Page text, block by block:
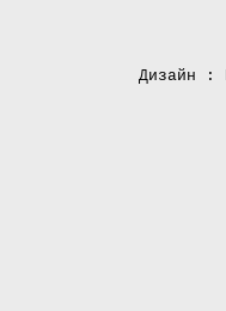
Дизайн :